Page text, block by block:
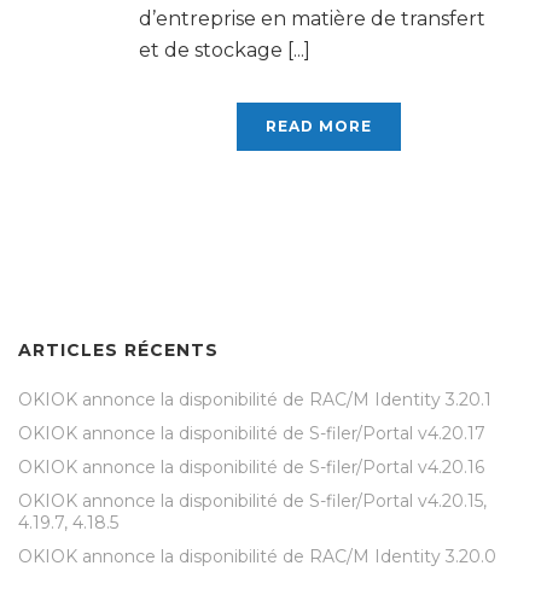
d’entreprise en matière de transfert
et de stockage [...]
READ MORE
ARTICLES RÉCENTS
OKIOK annonce la disponibilité de RAC/M Identity 3.20.1
OKIOK annonce la disponibilité de S-filer/Portal v4.20.17
OKIOK annonce la disponibilité de S-filer/Portal v4.20.16
OKIOK annonce la disponibilité de S-filer/Portal v4.20.15,
4.19.7, 4.18.5
OKIOK annonce la disponibilité de RAC/M Identity 3.20.0